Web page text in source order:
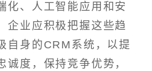
化、人工智能应用和安
企业应积极把握这些趋
自身的CRM系统，以提
诚度，保持竞争优势，